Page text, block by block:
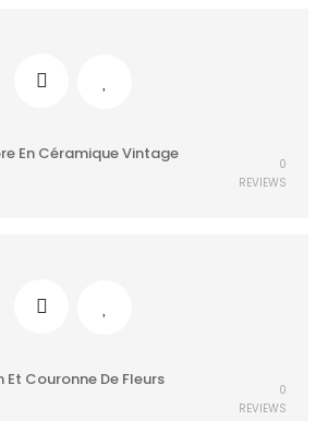
En Céramique Vintage
0
REVIEWS
Et Couronne De Fleurs
0
REVIEWS